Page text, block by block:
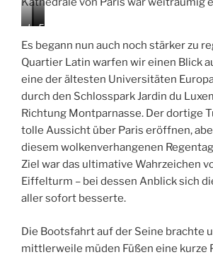
L
f
e
n
i
m
R
e
g
e
n
J
d
i
n
d
L
u
x
e
m
b
r
g
E
l
i
c
h
m
E
i
f
f
e
t
u
Es begann nun auch noch stärker zu
Quartier Latin warfen wir einen Blick
eine der ältesten Universitäten
durch den Schlosspark Jardin du
Richtung Montparnasse. Der dortige
tolle Aussicht über Paris eröffnen,
diesem wolkenverhangenen
Ziel war das ultimative Wahrzeichen
Eiffelturm – bei dessen Anblick sich
aller sofort besserte.
Die Bootsfahrt auf der Seine brachte
mittlerweile müden Füßen eine kurze